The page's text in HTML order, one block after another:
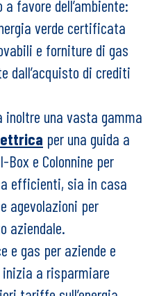
favore dell’ambiente:
verde certificata
e forniture di gas
dall’acquisto di crediti
una vasta gamma
per una guida a
Box e Colonnine per
efficienti, sia in casa
agevolazioni per
aziendale.
e gas per aziende e
inizia a risparmiare